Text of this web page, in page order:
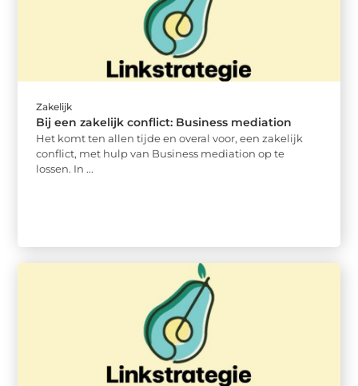
Zakelijk
Bij een zakelijk conflict: Business mediation
Het komt ten allen tijde en overal voor, een zakelijk
conflict, met hulp van Business mediation op te
lossen. In ...